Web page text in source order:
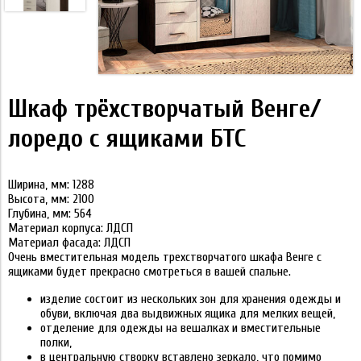
Шкаф трёхстворчатый Венге/
лоредо с ящиками БТС
Ширина, мм: 1288
Высота, мм: 2100
Глубина, мм: 564
Материал корпуса: ЛДСП
Материал фасада: ЛДСП
Очень вместительная модель трехстворчатого шкафа Венге с
ящиками будет прекрасно смотреться в вашей спальне.
изделие состоит из нескольких зон для хранения одежды и
обуви, включая два выдвижных ящика для мелких вещей,
отделение для одежды на вешалках и вместительные
полки,
в центральную створку вставлено зеркало, что помимо